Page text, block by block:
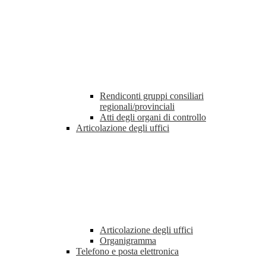
Rendiconti gruppi consiliari
regionali/provinciali
Atti degli organi di controllo
Articolazione degli uffici
Articolazione degli uffici
Organigramma
Telefono e posta elettronica